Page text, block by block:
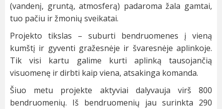
(vandenį, gruntą, atmosferą) padaroma žala gamtai,
tuo pačiu ir žmonių sveikatai.
Projekto tikslas – suburti bendruomenes į vieną
kumštį ir gyventi gražesnėje ir švaresnėje aplinkoje.
Tik visi kartu galime kurti aplinką tausojančią
visuomenę ir dirbti kaip viena, atsakinga komanda.
Šiuo metu projekte aktyviai dalyvauja virš 800
bendruomenių. Iš bendruomenių jau surinkta 290